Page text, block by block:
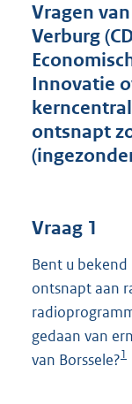
Vragen
Verburg
Innovatie
ontsnapt
Vraag 1
Bent u
ontsnapt aan
gedaan van
van Borssele?1